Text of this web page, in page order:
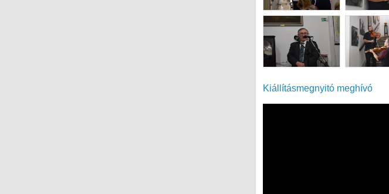
Kiállításmegnyitó meghívó